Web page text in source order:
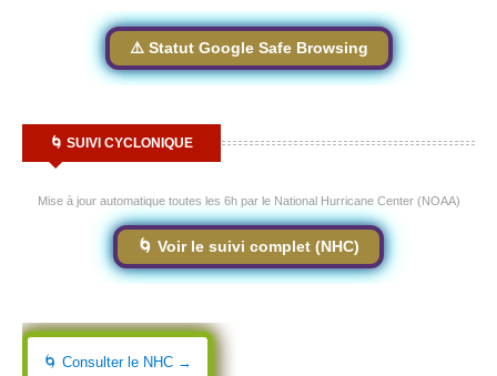
⚠️ Statut Google Safe Browsing
🌀 SUIVI CYCLONIQUE
Mise à jour automatique toutes les 6h par le National Hurricane Center (NOAA)
🌀 Voir le suivi complet (NHC)
🌀 Consulter le NHC →